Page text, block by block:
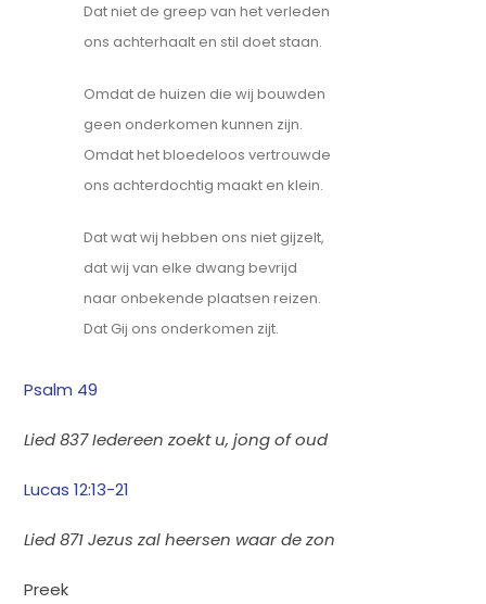
Dat niet de greep van het verleden
ons achterhaalt en stil doet staan.
Omdat de huizen die wij bouwden
geen onderkomen kunnen zijn.
Omdat het bloedeloos vertrouwde
ons achterdochtig maakt en klein.
Dat wat wij hebben ons niet gijzelt,
dat wij van elke dwang bevrijd
naar onbekende plaatsen reizen.
Dat Gij ons onderkomen zijt.
Psalm 49
Lied 837 Iedereen zoekt u, jong of oud
Lucas 12:13-21
Lied 871 Jezus zal heersen waar de zon
Preek